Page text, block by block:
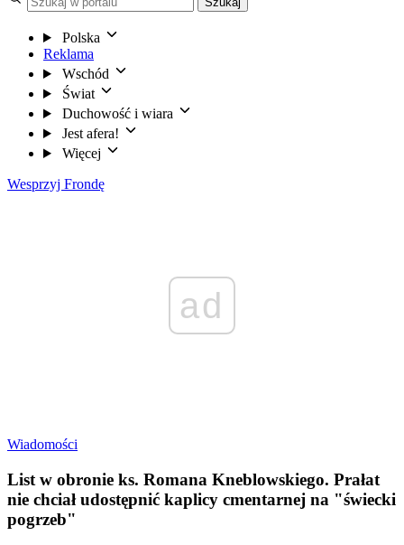
Polska
Reklama
Wschód
Świat
Duchowość i wiara
Jest afera!
Więcej
Wesprzyj Frondę
ad
Wiadomości
List w obronie ks. Romana Kneblowskiego. Prałat
nie chciał udostępnić kaplicy cmentarnej na "świecki
pogrzeb"